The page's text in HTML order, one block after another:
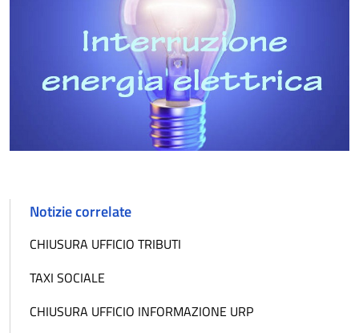
Notizie correlate
CHIUSURA UFFICIO TRIBUTI
TAXI SOCIALE
CHIUSURA UFFICIO INFORMAZIONE URP